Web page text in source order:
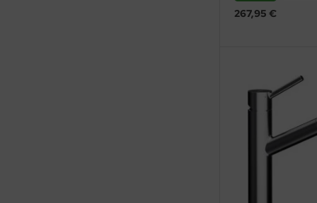
267,95 €